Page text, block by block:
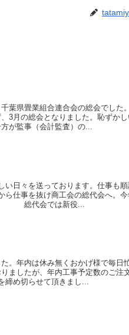
、千葉県畳業組合連合会の総会
3月の総会となりました。恥ずか
が監事（会計監査）の...
い日々を送っております。仕事も
ら仕事を抜け商工会の総代会へ。
総代会では新役...
。年内は休み無くおかげ様で毎日
ましたが、年内工事予定数のご注
締め切らせて頂きまし...